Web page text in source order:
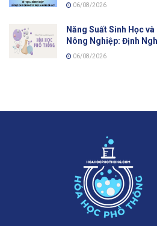
06/08/2026
Năng Suất Sinh Học
Nông Nghiệp: Định
06/08/2026